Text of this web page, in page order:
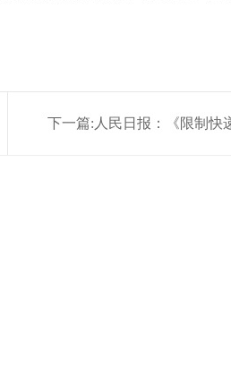
下一篇: 人民日报：《限制快